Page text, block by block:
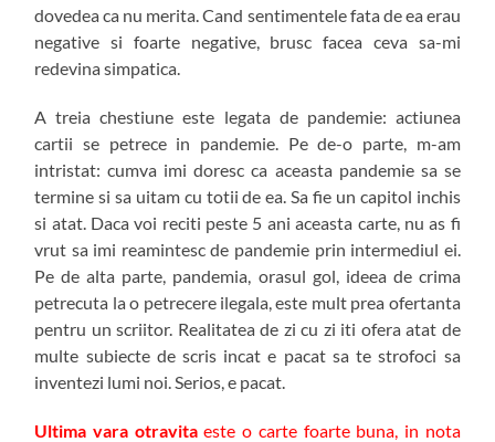
dovedea ca nu merita. Cand sentimentele fata de ea erau
negative si foarte negative, brusc facea ceva sa-mi
redevina simpatica.
A treia chestiune este legata de pandemie: actiunea
cartii se petrece in pandemie. Pe de-o parte, m-am
intristat: cumva imi doresc ca aceasta pandemie sa se
termine si sa uitam cu totii de ea. Sa fie un capitol inchis
si atat. Daca voi reciti peste 5 ani aceasta carte, nu as fi
vrut sa imi reamintesc de pandemie prin intermediul ei.
Pe de alta parte, pandemia, orasul gol, ideea de crima
petrecuta la o petrecere ilegala, este mult prea ofertanta
pentru un scriitor. Realitatea de zi cu zi iti ofera atat de
multe subiecte de scris incat e pacat sa te strofoci sa
inventezi lumi noi. Serios, e pacat.
Ultima vara otravitaeste o carte foarte buna, in nota